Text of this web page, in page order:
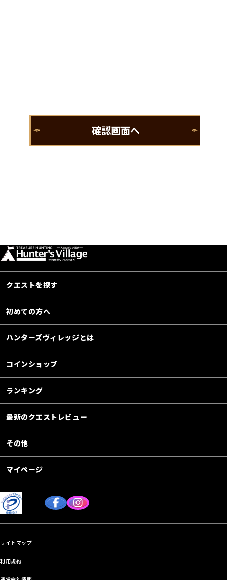
クエストを探す
初めての方へ
ハンターズヴィレッジとは
コインショップ
ランキング
最新のクエストレビュー
その他
マイページ
サイトマップ
利用規約